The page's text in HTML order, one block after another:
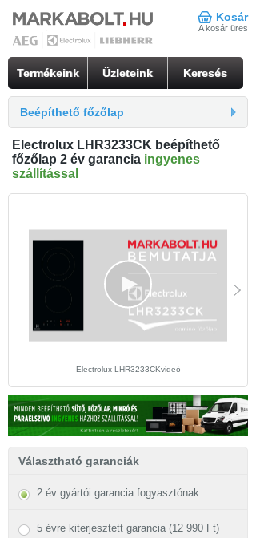
Kosár
A kosár üres
Termékeink Üzleteink Keresés
Beépíthető főzőlap
Electrolux LHR3233CK beépíthető
főzőlap 2 év garancia ingyenes
szállítással
Electrolux LHR3233CKvideó
Választható garanciák
2 év gyártói garancia fogyasztónak
5 évre kiterjesztett garancia (12 990 Ft)